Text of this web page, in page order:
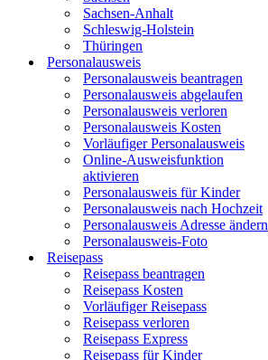
Sachsen-Anhalt
Schleswig-Holstein
Thüringen
Personalausweis
Personalausweis beantragen
Personalausweis abgelaufen
Personalausweis verloren
Personalausweis Kosten
Vorläufiger Personalausweis
Online-Ausweisfunktion
aktivieren
Personalausweis für Kinder
Personalausweis nach Hochzeit
Personalausweis Adresse ändern
Personalausweis-Foto
Reisepass
Reisepass beantragen
Reisepass Kosten
Vorläufiger Reisepass
Reisepass verloren
Reisepass Express
Reisepass für Kinder